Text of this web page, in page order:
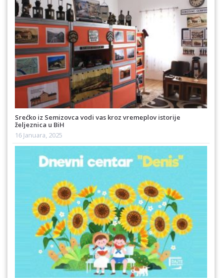
Srećko iz Semizovca vodi vas kroz vremeplov istorije
željeznica u BiH
16 Januara, 2025